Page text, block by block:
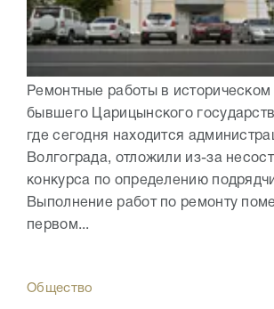
Ремонтные работы в историческом
бывшего Царицынского
где сегодня находится
Волгограда, отложили из-за
конкурса по определению
Выполнение работ по ремонту
первом...
Общество